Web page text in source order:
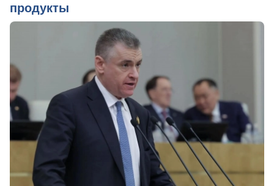
продукты